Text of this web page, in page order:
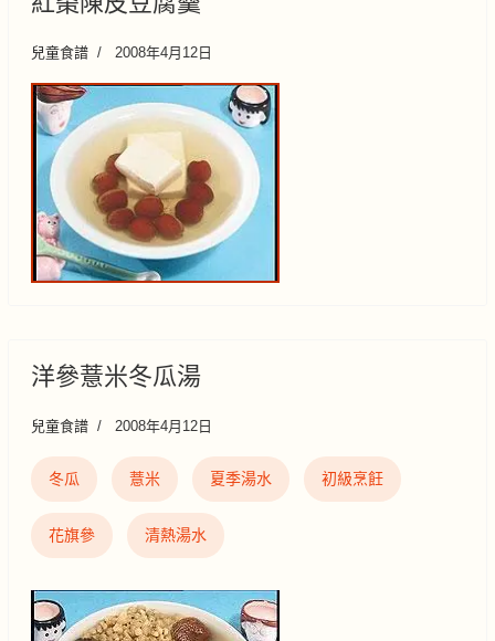
兒童食譜 2008年4月12日
洋參薏米冬瓜湯
兒童食譜 2008年4月12日
冬瓜 薏米 夏季湯水 初級烹飪
花旗參 清熱湯水